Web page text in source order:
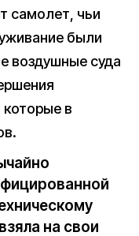
самолет, чьи
были
воздушные суда
в
на свои